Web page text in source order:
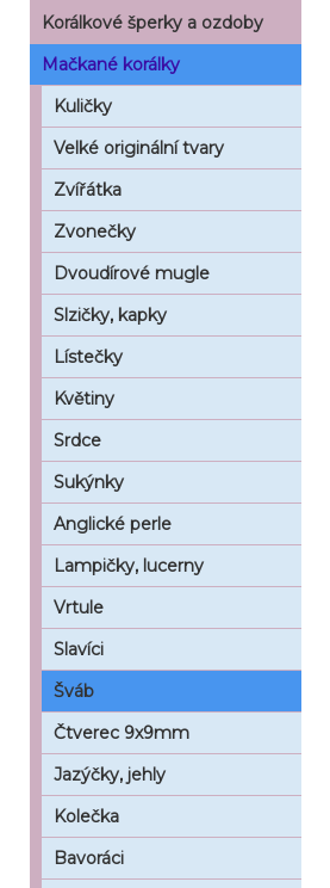
Korálkové šperky a ozdoby
Mačkané korálky
Kuličky
Velké originální tvary
Zvířátka
Zvonečky
Dvoudírové mugle
Slzičky, kapky
Lístečky
Květiny
Srdce
Sukýnky
Anglické perle
Lampičky, lucerny
Vrtule
Slavíci
Šváb
Čtverec 9x9mm
Jazýčky, jehly
Kolečka
Bavoráci